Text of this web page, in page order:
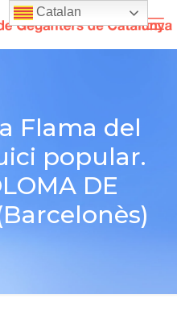
Flama del
popular.
DE
Catalan